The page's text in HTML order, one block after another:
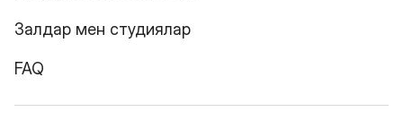
Залдар мен студиялар
FAQ